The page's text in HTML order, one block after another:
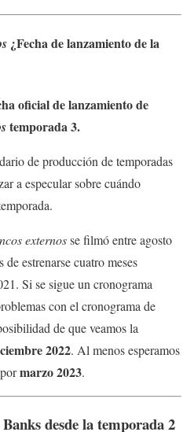
¿Fecha de lanzamiento de la
oficial de lanzamiento de
temporada 3.
de producción de temporadas
a especular sobre cuándo
externosse filmó entre agosto
estrenarse cuatro meses
Si se sigue un cronograma
con el cronograma de
de que veamos la
2022. Al menos esperamos
marzo 2023.
desde la temporada 2